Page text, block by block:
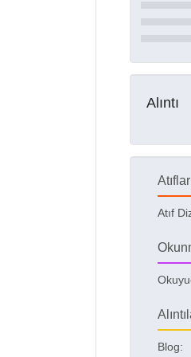
Alıntı
Atıflar
Atıf
Blog: